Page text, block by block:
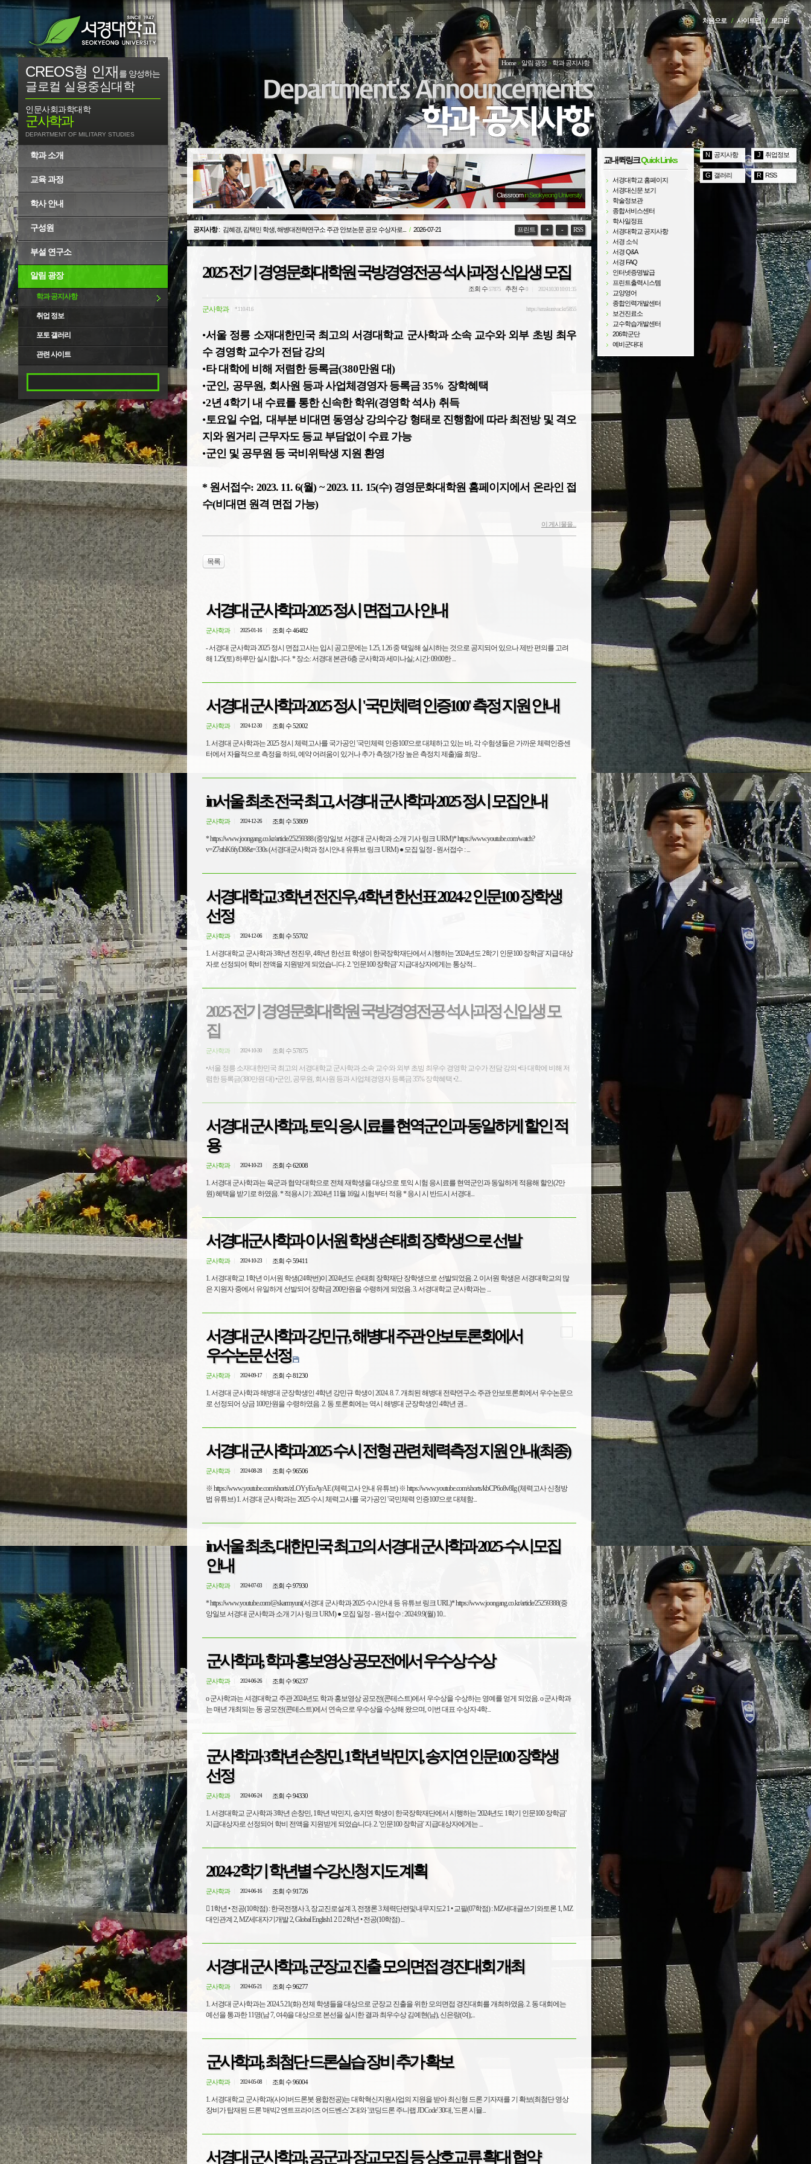
처음으로 / 사이트맵 / 로그인
CREOS형 인재 를 양성하는
글로컬 실용중심대학
인문사회과학대학
군사학과
DEPARTMENT OF MILITARY STUDIES
학과 소개
교육 과정
학사 안내
구성원
부설 연구소
알림 광장
학과 공지사항
취업 정보
포토 갤러리
관련 사이트
Home>알림 광장>학과 공지사항
Classroomin Seokyeong University
공지사항: 군사학과, 2026-2 수강신청 지도계획 / 2026-06-18 RSS
-
+
프린트
2025 전기 경영문화대학원 국방경영전공 석사과정 신입생 모집
조회 수57875 추천 수0 2024.10.30 10:01:35
군사학과 *.110.41.6 https://sm.skuniv.ac.kr/5855
•서울 정릉 소재대한민국 최고의 서경대학교 군사학과 소속 교수와 외부 초빙 최우
수 경영학 교수가 전담 강의
•타 대학에 비해 저렴한 등록금(380만원 대)
•군인, 공무원, 회사원 등과 사업체경영자 등록금35% 장학혜택
•2년 4학기 내 수료를 통한 신속한 학위(경영학 석사) 취득
•토요일 수업, 대부분 비대면 동영상 강의수강 형태로 진행함에 따라 최전방 및 격오
지와 원거리 근무자도 등교 부담없이 수료 가능
•군인 및 공무원 등 국비위탁생 지원 환영
* 원서접수: 2023. 11. 6(월) ~ 2023. 11. 15(수) 경영문화대학원 홈페이지에서 온라인 접
수(비대면 원격 면접 가능)
이 게시물을...
목록
서경대 군사학과 2025 정시 면접고사 안내
군사학과 2025-01-16 조회 수 46482
- 서경대 군사학과 2025 정시 면접고사는 입시 공고문에는 1.25, 1.26 중 택일해 실시하는 것으로 공지되어 있으나 제반 편의를 고려
해 1.25(토) 하루만 실시합니다. * 장소: 서경대 본관 6층 군사학과 세미나실; 시간: 09:00한 ...
서경대 군사학과 2025 정시 '국민체력 인증100' 측정 지원 안내
군사학과 2024-12-30 조회 수 52002
1. 서경대 군사학과는 2025 정시 체력고사를 국가공인 '국민체력 인증100'으로 대체하고 있는 바, 각 수험생들은 가까운 체력인증센
터에서 자율적으로 측정을 하되, 예약 어려움이 있거나 추가 측정(가장 높은 측정치 제출)을 희망...
in서울 최초 전국 최고, 서경대 군사학과 2025 정시 모집안내
군사학과 2024-12-26 조회 수 53809
* https://www.joongang.co.kr/article/25259388 (중앙일보 서경대 군사학과 소개 기사 링크 URM)* https://www.youtube.com/watch?
v=Z7sthK6fyD8&t=330s (서경대군사학과 정시안내 유튜브 링크 URM) ● 모집 일정 - 원서접수 : ...
서경대학교 3학년 전진우, 4학년 한선표 2024-2 인문100 장학생
선정
군사학과 2024-12-06 조회 수 55702
1. 서경대학교 군사학과 3학년 전진우, 4학년 한선표 학생이 한국장학재단에서 시행하는 '2024년도 2학기 인문100 장학금' 지급 대상
자로 선정되어 학비 전액을 지원받게 되었습니다. 2. '인문100 장학금' 지급대상자에게는 통상적...
2025 전기 경영문화대학원 국방경영전공 석사과정 신입생 모
집
군사학과 2024-10-30 조회 수 57875
•서울 정릉 소재대한민국 최고의 서경대학교 군사학과 소속 교수와 외부 초빙 최우수 경영학 교수가 전담 강의 •타 대학에 비해 저
렴한 등록금(380만원 대) •군인, 공무원, 회사원 등과 사업체경영자 등록금 35% 장학혜택 •2...
서경대 군사학과, 토익 응시료를 현역군인과 동일하게 할인 적
용
군사학과 2024-10-23 조회 수 62008
1. 서경대 군사학과는 육군과 협약 대학으로 전체 재학생을 대상으로 토익 시험 응시료를 현역군인과 동일하게 적용해 할인(2만
원) 혜택을 받기로 하였음. * 적용시기: 2024년 11월 16일 시험부터 적용 * 응시 시 반드시 서경대...
서경대군사학과 이서원 학생 손태희 장학생으로 선발
군사학과 2024-10-23 조회 수 59411
1. 서경대학교 1학년 이서원 학생(24학번)이 2024년도 손태희 장학재단 장학생으로 선발되었음. 2. 이서원 학생은 서경대학교의 많
은 지원자 중에서 유일하게 선발되어 장학금 200만원을 수령하게 되었음. 3. 서경대학교 군사학과는 ...
서경대 군사학과 강민규, 해병대 주관 안보토론회에서
우수논문 선정
군사학과 2024-09-17 조회 수 81230
1. 서경대 군사학과 해병대 군장학생인 4학년 강민규 학생이 2024. 8. 7. 개최된 해병대 전략연구소 주관 안보토론회에서 우수논문으
로 선정되어 상금 100만원을 수령하였음. 2. 동 토론회에는 역시 해병대 군장학생인 4학년 권...
서경대 군사학과 2025 수시 전형 관련 체력측정 지원 안내(최종)
군사학과 2024-08-28 조회 수 96506
※ https://www.youtube.com/shorts/zLOYyEoAyAE (체력고사 안내 유튜브) ※ https://www.youtube.com/shorts/kbCP6o8v8Ig (체력고사 신청방
법 유튜브) 1. 서경대 군사학과는 2025 수시 체력고사를 국가공인 '국민체력 인증100'으로 대체함...
in서울 최초, 대한민국 최고의 서경대 군사학과 2025-수시모집
안내
군사학과 2024-07-03 조회 수 97930
* https://www.youtube.com/@skarmyuni(서경대 군사학과 2025 수시안내 등 유튜브 링크 URL)* https://www.joongang.co.kr/article/25259388(중
앙일보 서경대 군사학과 소개 기사 링크 URM) ● 모집 일정 - 원서접수 : 2024.9.9(월) 10...
군사학과, 학과 홍보영상 공모전에서 우수상 수상
군사학과 2024-06-26 조회 수 96237
o 군사학과는 셔경대학교 주관 2024년도 학과 홍보영상 공모전(콘테스트)에서 우수상을 수상하는 영예를 얻게 되었음. o 군사학과
는 매년 개최되는 동 공모전(콘테스트)에서 연속으로 우수상을 수상해 왔으며, 이번 대표 수상자 4학...
군사학과 3학년 손창민, 1학년 박민지, 송지연 인문100 장학생
선정
군사학과 2024-06-24 조회 수 94330
1. 서경대학교 군사학과 3학년 손창민, 1학년 박민지, 송지연 학생이 한국장학재단에서 시행하는 '2024년도 1학기 인문100 장학금'
지급대상자로 선정되어 학비 전액을 지원받게 되었습니다. 2. '인문100 장학금' 지급대상자에게는 ...
2024-2학기 학년별 수강신청 지도 계획
군사학과 2024-06-16 조회 수 91726
 1학년 • 전공(10학점) : 한국전쟁사 3, 장교진로설계 3, 전쟁론 3 체력단련및내무지도2 1 • 교필(07학점) : MZ세대글쓰기와토론 1, MZ
대인관계 2, MZ세대자기개발 2, Global English1 2  2학년 • 전공(10학점) ...
서경대 군사학과, 군장교 진출 모의면접 경진대회 개최
군사학과 2024-05-21 조회 수 96277
1. 서경대 군사학과는 2024.5.21(화) 전체 학생들을 대상으로 군장교 진출을 위한 모의면접 경진대회를 개최하였음. 2. 동 대회에는
예선을 통과한 11명(남 7, 여4)을 대상으로 본선을 실시한 결과 최우수상 김예현(남), 신은랑(여);...
군사학과, 최첨단 드론실습 장비 추가 확보
군사학과 2024-05-08 조회 수 96004
1. 서경대학교 군사학과(사이버드론봇 융합전공)는 대학혁신지원사업의 지원을 받아 최신형 드론 기자재를 기 확보(최첨단 영상
장비가 탑재된 드론 '매빅2 엔트프라이즈 어드벤스' 2대와 '코딩드론 주니랩 JDCode' 30대, '드론 시뮬...
서경대 군사학과, 공군과 장교모집 등 상호교류 확대 협약
교내퀵링크Quick Links
서경대학교 홈페이지
서경대신문 보기
학술정보관
종합서비스센터
학사일정표
서경대학교 공지사항
서경 소식
서경 Q&A
서경 FAQ
인터넷증명발급
프린트출력시스템
교양영어
종합인력개발센터
보건진료소
교수학습개발센터
206학군단
예비군대대
N 공지사항 J 취업정보
G 갤러리 R RSS